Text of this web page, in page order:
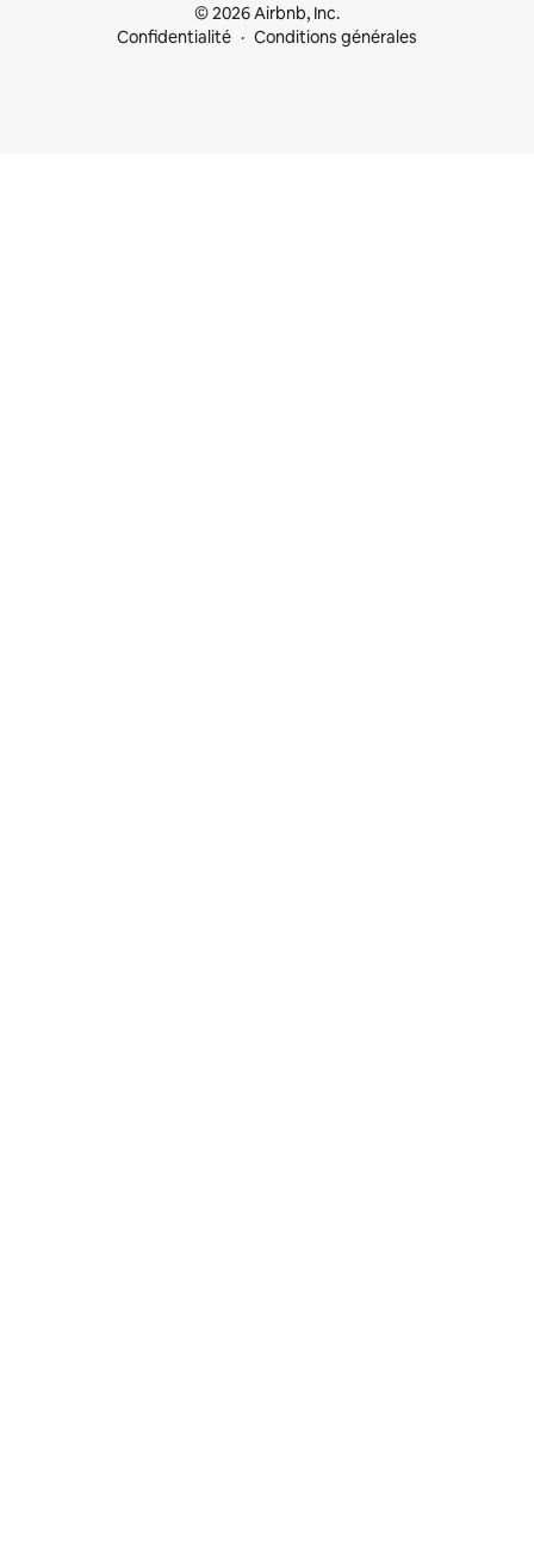
© 2026 Airbnb, Inc.
Confidentialité
Conditions générales